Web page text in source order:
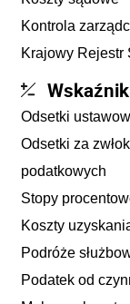
Kontrola
Krajowy Rejestr
Odsetki
Odsetki za
podatkowych
Stopy
Koszty
Podróże
Podatek od